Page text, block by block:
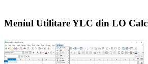
Meniul Utilitare YLC din LO Calc